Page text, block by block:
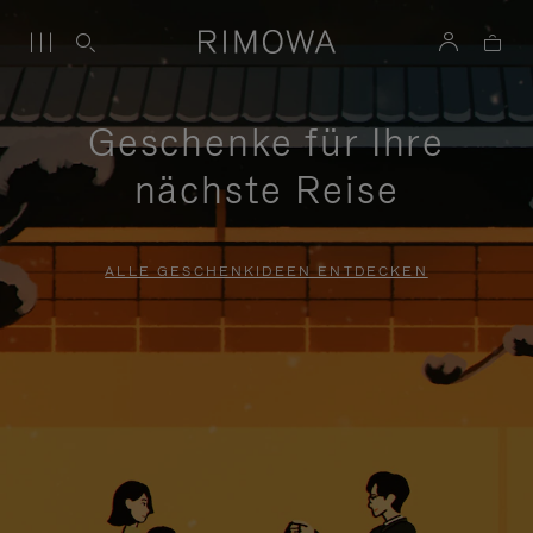
Geschenke für Ihre
nächste Reise
ALLE GESCHENKIDEEN ENTDECKEN